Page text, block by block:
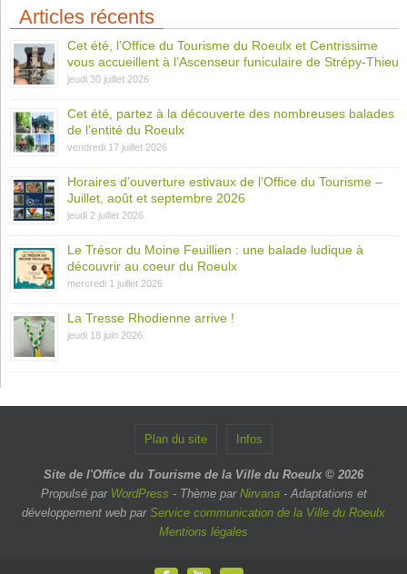
Articles récents
Cet été, l’Office du Tourisme du Roeulx et Centrissime
vous accueillent à l’Ascenseur funiculaire de Strépy-Thieu
jeudi 30 juillet 2026
Cet été, partez à la découverte des nombreuses balades
de l’entité du Roeulx
vendredi 17 juillet 2026
Horaires d’ouverture estivaux de l’Office du Tourisme –
Juillet, août et septembre 2026
jeudi 2 juillet 2026
Le Trésor du Moine Feuillien : une balade ludique à
découvrir au coeur du Roeulx
mercredi 1 juillet 2026
La Tresse Rhodienne arrive !
jeudi 18 juin 2026
Plan du site Infos
Site de l'Office du Tourisme de la Ville du Roeulx © 2026
Propulsé par WordPress - Thème par Nirvana- Adaptations et
développement web par Service communication de la Ville du Roeulx
Mentions légales